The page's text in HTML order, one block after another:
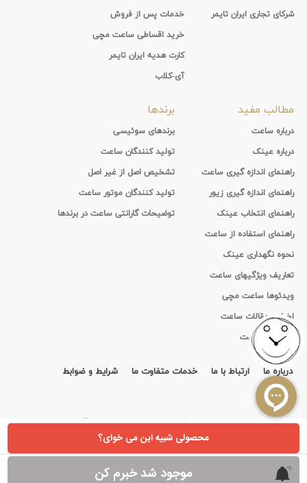
محصولی شبیه این می خوای؟
موجود شد خبرم کن
شرکای تجاری ایران تایمر
خدمات پس از فروش
خرید اقساطی ساعت مچی
کارت هدیه ایران تایمر
آی-کلاب
مطالب مفید
درباره ساعت
درباره عینک
راهنمای اندازه گیری ساعت
راهنمای اندازه گیری زیور
راهنمای انتخاب عینک
راهنمای استفاده از ساعت
نحوه نگهداری عینک
تعاریف ویژگیهای ساعت
ویدئوها ساعت مچی
اخبار و مقالات ساعت
تاریخچه ساعت
برندها
برندهای سوئیسی
تولید کنندگان ساعت
تشخیص اصل از غیر اصل
تولید کنندگان موتور ساعت
توضیحات گارانتی ساعت در برندها
درباره ما ارتباط با ما خدمات متفاوت ما
شرایط و ضوابط
قرارداد
استفاده از مطالب سايت ایران تایمر فقط برای مقاصد غیر تجاری و با ذکر منبع بلامانع است.
Copyright ©